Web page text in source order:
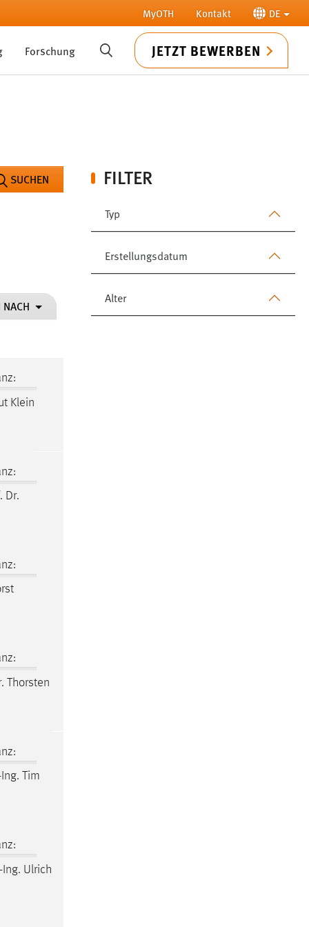
MyOTH Kontakt DE
Forschung SUCHE JETZT BEWERBEN
FILTER
Typ
Erstellungsdatum
Alter
SUCHEN
NACH
Klein
Dr.
Thorsten
Tim
Ing. Ulrich